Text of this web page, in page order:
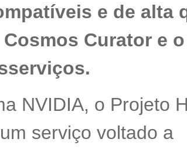
e de alta
Curator e
NVIDIA, o Projeto
serviço voltado a